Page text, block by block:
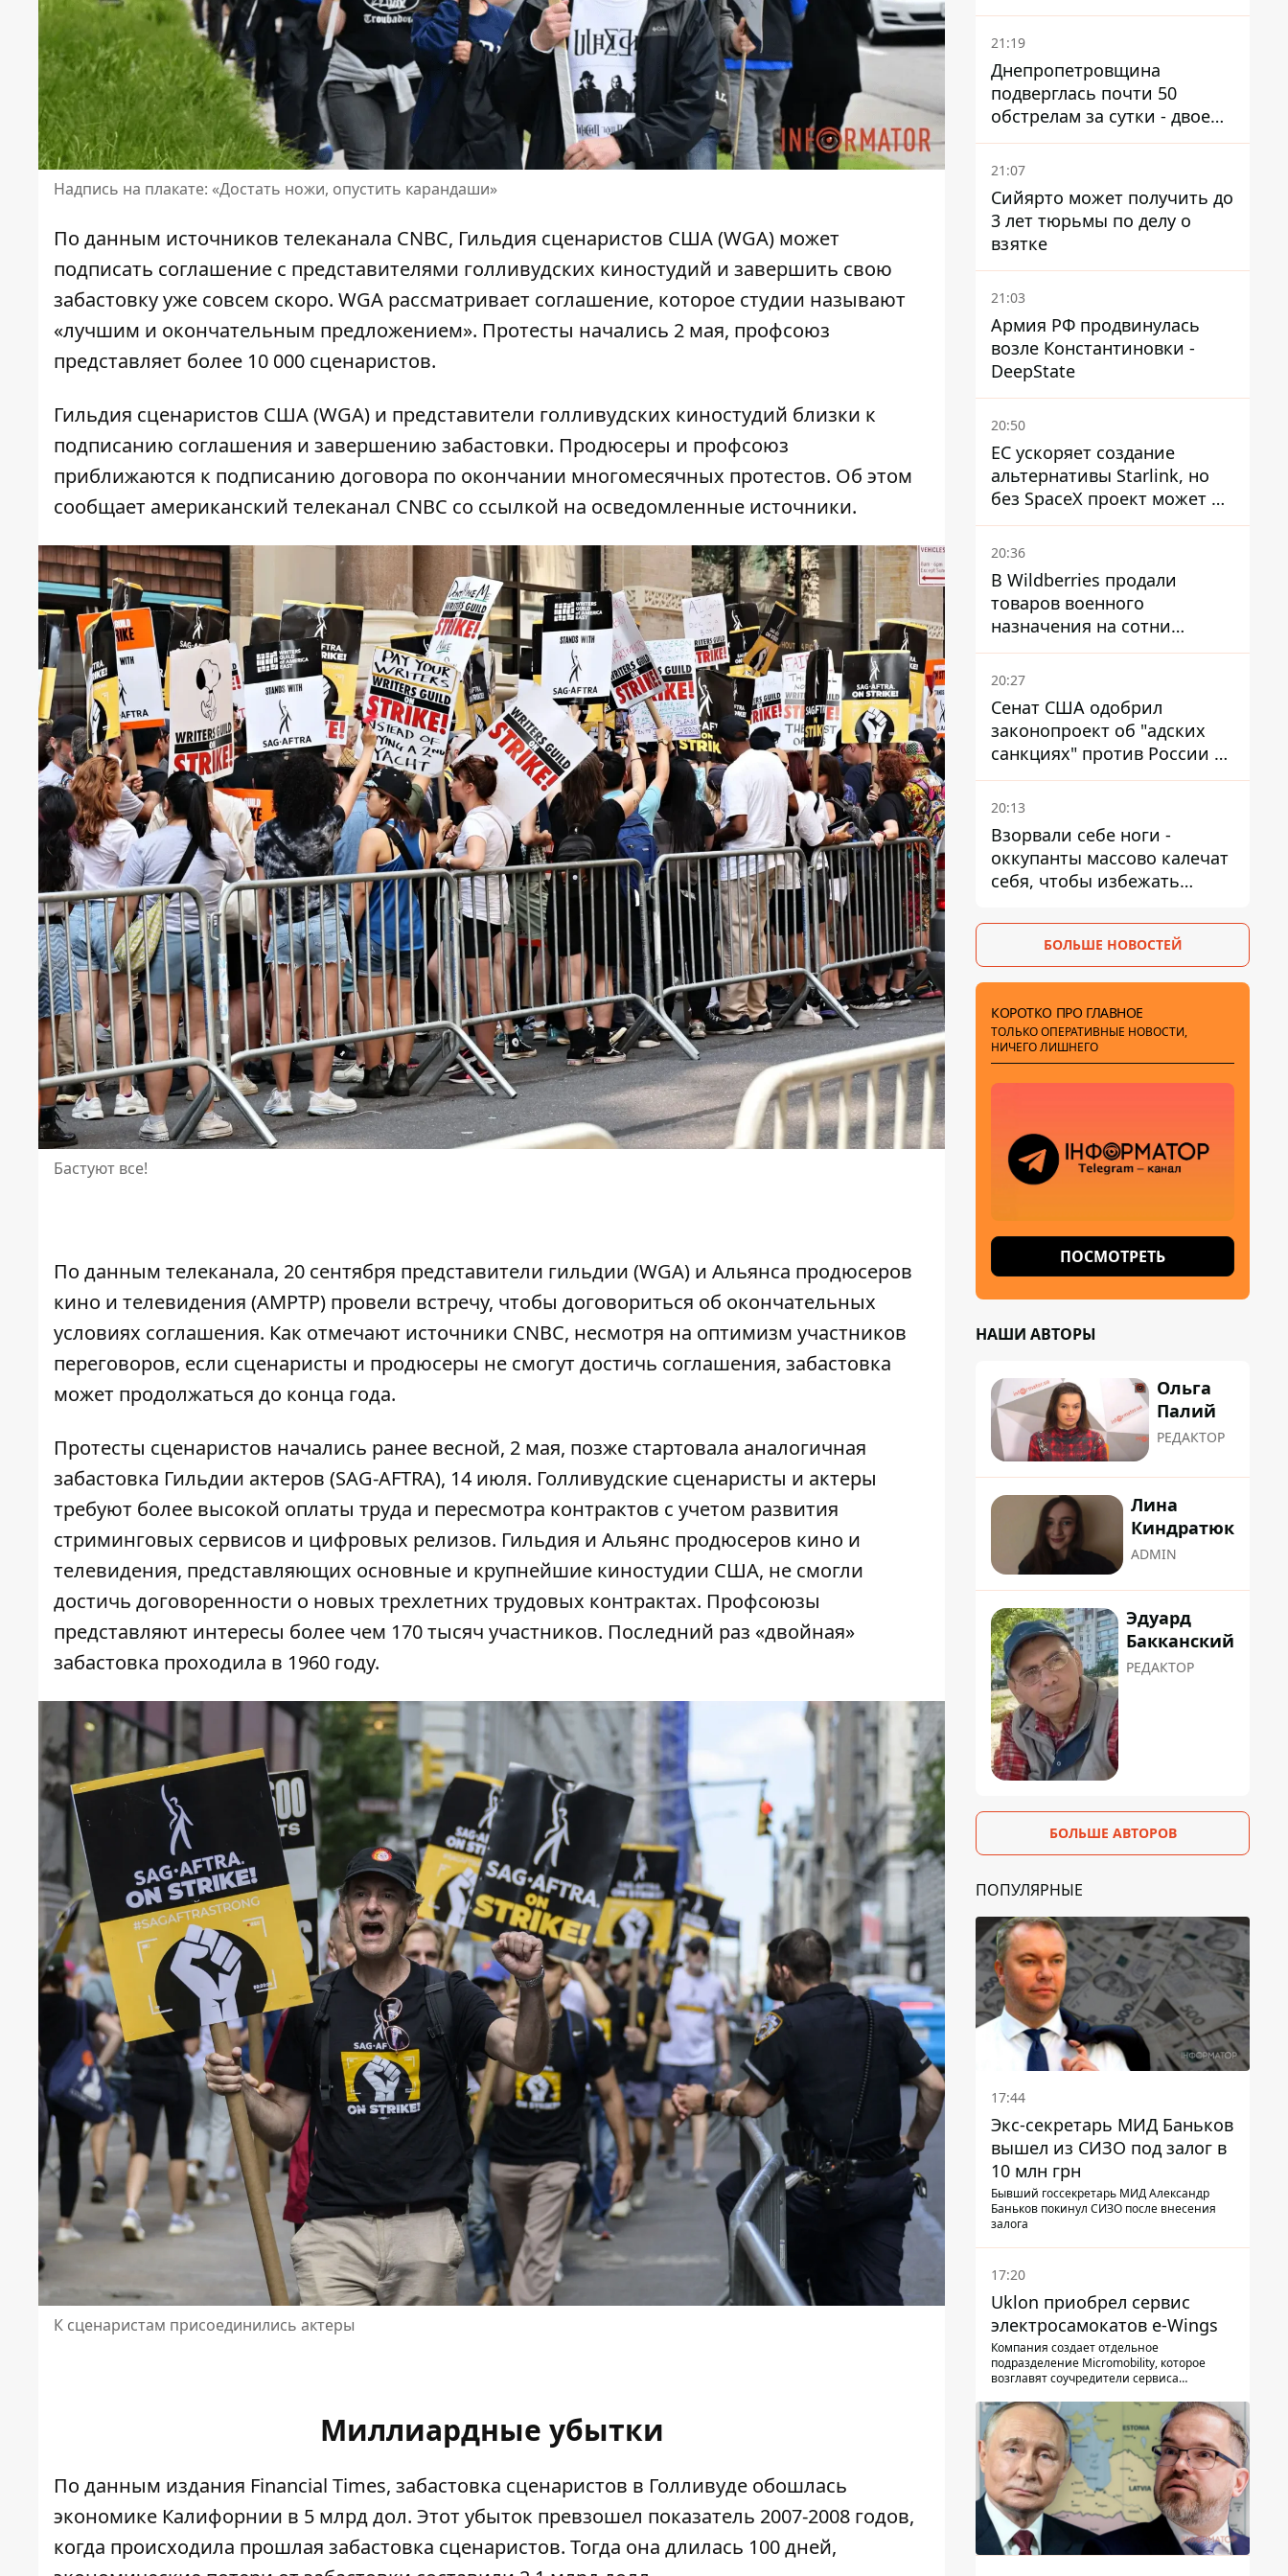
Надпись на плакате: «Достать ножи, опустить карандаши»
По данным источников телеканала CNBC, Гильдия сценаристов США (WGA) может
подписать соглашение с представителями голливудских киностудий и завершить свою
забастовку уже совсем скоро. WGA рассматривает соглашение, которое студии называют
«лучшим и окончательным предложением». Протесты начались 2 мая, профсоюз
представляет более 10 000 сценаристов.
Гильдия сценаристов США (WGA) и представители голливудских киностудий близки к
подписанию соглашения и завершению забастовки. Продюсеры и профсоюз
приближаются к подписанию договора по окончании многомесячных протестов. Об этом
сообщает американский телеканал CNBC со ссылкой на осведомленные источники.
Бастуют все!
По данным телеканала, 20 сентября представители гильдии (WGA) и Альянса продюсеров
кино и телевидения (AMPTP) провели встречу, чтобы договориться об окончательных
условиях соглашения. Как отмечают источники CNBC, несмотря на оптимизм участников
переговоров, если сценаристы и продюсеры не смогут достичь соглашения, забастовка
может продолжаться до конца года.
Протесты сценаристов начались ранее весной, 2 мая, позже стартовала аналогичная
забастовка Гильдии актеров (SAG-AFTRA), 14 июля. Голливудские сценаристы и актеры
требуют более высокой оплаты труда и пересмотра контрактов с учетом развития
стриминговых сервисов и цифровых релизов. Гильдия и Альянс продюсеров кино и
телевидения, представляющих основные и крупнейшие киностудии США, не смогли
достичь договоренности о новых трехлетних трудовых контрактах. Профсоюзы
представляют интересы более чем 170 тысяч участников. Последний раз «двойная»
забастовка проходила в 1960 году.
К сценаристам присоединились актеры
Миллиардные убытки
По данным издания Financial Times, забастовка сценаристов в Голливуде обошлась
экономике Калифорнии в 5 млрд дол. Этот убыток превзошел показатель 2007-2008 годов,
когда происходила прошлая забастовка сценаристов. Тогда она длилась 100 дней,
21:19
Днепропетровщина
подверглась почти 50
обстрелам за сутки - двое
погибших, шесть
пострадавших
21:07
Сийярто может получить до
3 лет тюрьмы по делу о
взятке
21:03
Армия РФ продвинулась
возле Константиновки -
DeepState
20:50
ЕС ускоряет создание
альтернативы Starlink, но
без SpaceX проект может не
обойтись
20:36
В Wildberries продали
товаров военного
назначения на сотни
миллионов, но удары ВСУ
изменили ситуацию
20:27
Сенат США одобрил
законопроект об "адских
санкциях" против России и
Ирана
20:13
Взорвали себе ноги -
оккупанты массово калечат
себя, чтобы избежать
БОЛЬШЕ НОВОСТЕЙ
КОРОТКО ПРО ГЛАВНОЕ
ТОЛЬКО ОПЕРАТИВНЫЕ НОВОСТИ,
НИЧЕГО ЛИШНЕГО
ПОСМОТРЕТЬ
НАШИ АВТОРЫ
Ольга
Палий
РЕДАКТОР
Лина
Киндратюк
ADMIN
Эдуард
Бакканский
РЕДАКТОР
БОЛЬШЕ АВТОРОВ
ПОПУЛЯРНЫЕ
17:44
Экс-секретарь МИД Баньков
вышел из СИЗО под залог в
10 млн грн
Бывший госсекретарь МИД Александр
Баньков покинул СИЗО после внесения
залога
17:20
Uklon приобрел сервис
электросамокатов e-Wings
Компания создает отдельное
подразделение Micromobility, которое
возглавят соучредители сервиса